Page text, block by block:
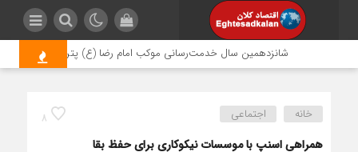
شانزدهمین سال خدمت‌رسانی موکب امام رضا (ع) پتروشیمی اروند؛
8 خانه اجتماعی
همراهی اسنپ با موسسات نیکوکاری برای حفظ بقا